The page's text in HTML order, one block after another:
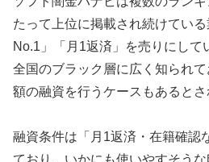
たって上位に掲載され続けている
No.1」「月1返済」を売りにして
全国のブラック層に広く知られ
額の融資を行うケースもあるとさ
融資条件は「月1返済・在籍確認